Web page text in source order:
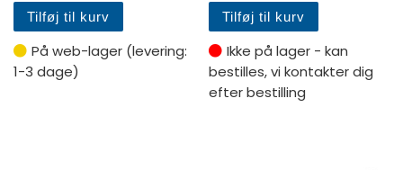
Tilføj til kurv
På web-lager (levering:
1-3 dage)
Tilføj til kurv
Ikke på lager - kan
bestilles, vi kontakter dig
efter bestilling